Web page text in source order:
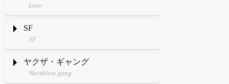
Love
SF
SF
ヤクザ・ギャング
Worthless gang